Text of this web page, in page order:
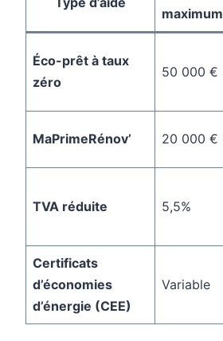
maximum
Éco-prêt à taux
zéro
50 000 €
MaPrimeRénov’ 20 000 €
TVA réduite 5,5%
Certificats
d’économies
d’énergie (CEE)
Variable